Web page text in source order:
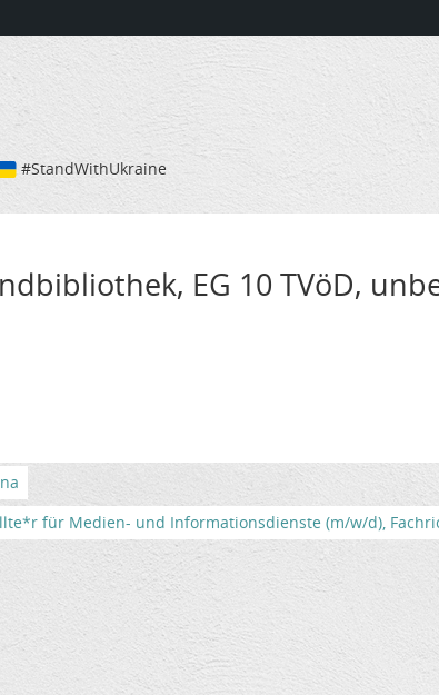
#StandWithUkraine
EG 10 TVöD,
für Medien- und Informationsdienste (m/w/d),